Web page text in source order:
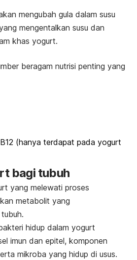
mengubah gula dalam susu
mengentalkan susu dan
khas yogurt.
beragam nutrisi penting yang
(hanya terdapat pada yogurt
bagi tubuh
yang melewati proses
metabolit yang
hidup dalam yogurt
imun dan epitel, komponen
mikroba yang hidup di usus.